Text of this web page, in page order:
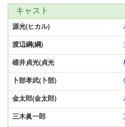
キャスト
源光(ヒカル)
渡辺綱(綱)
碓井貞光(貞光
卜部孝武(卜部)
金太郎(金太郎)
三木眞一郎